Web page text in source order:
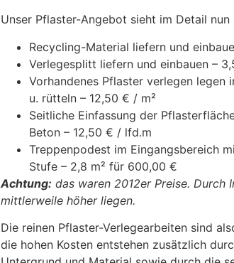
Unser Pflaster-Angebot sieht im Detail nun
Recycling-Material liefern und
Verlegesplitt liefern und einbauen –
Vorhandenes Pflaster verlegen legen
u. rütteln – 12,50 € / m²
Seitliche Einfassung der
Beton – 12,50 € / lfd.m
Treppenpodest im Eingangsbereich
Stufe – 2,8 m² für 600,00 €
Achtung: das waren 2012er Preise.
mittlerweile höher liegen.
Die reinen Pflaster-Verlegearbeiten sind
die hohen Kosten entstehen zusätzlich